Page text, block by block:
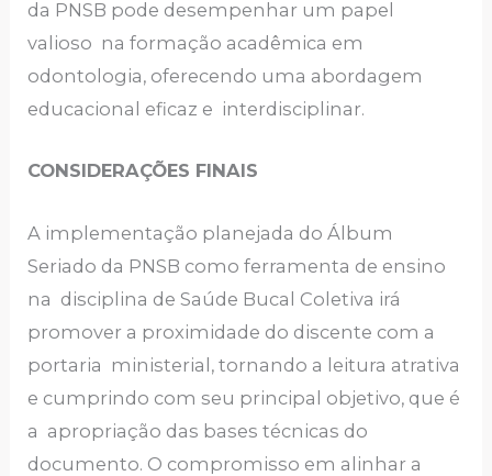
da PNSB pode desempenhar um papel
valioso na formação acadêmica em
odontologia, oferecendo uma abordagem
educacional eficaz e interdisciplinar.
CONSIDERAÇÕES FINAIS
A implementação planejada do Álbum
Seriado da PNSB como ferramenta de ensino
na disciplina de Saúde Bucal Coletiva irá
promover a proximidade do discente com a
portaria ministerial, tornando a leitura atrativa
e cumprindo com seu principal objetivo, que é
a apropriação das bases técnicas do
documento. O compromisso em alinhar a